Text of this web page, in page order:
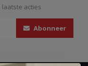
acties
Abonneer